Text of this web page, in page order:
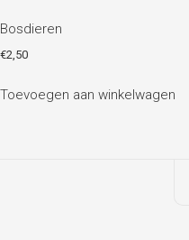
Bosdieren
€2,50
Toevoegen aan winkelwagen